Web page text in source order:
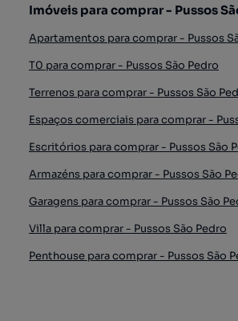
Imóveis para comprar - Pussos
Apartamentos para comprar - Pussos
T0 para comprar - Pussos São Pedro
Terrenos para comprar - Pussos São
Espaços comerciais para comprar -
Escritórios para comprar - Pussos São
Armazéns para comprar - Pussos São
Garagens para comprar - Pussos São
Villa para comprar - Pussos São Pedro
Penthouse para comprar - Pussos São